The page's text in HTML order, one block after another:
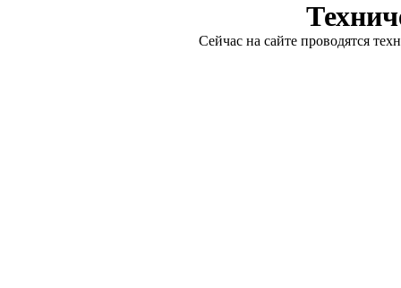
Сейчас на сайте проводятся